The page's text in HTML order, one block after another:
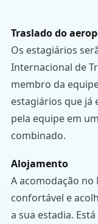
Traslado do
Os estagiários
Internacional de
membro da
estagiários que já
pela equipe em
combinado.
Alojamento
A acomodação
confortável e
a sua estadia.